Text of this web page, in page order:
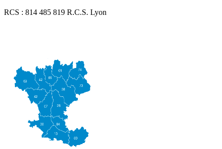
RCS : 814 485 819 R.C.S. Lyon